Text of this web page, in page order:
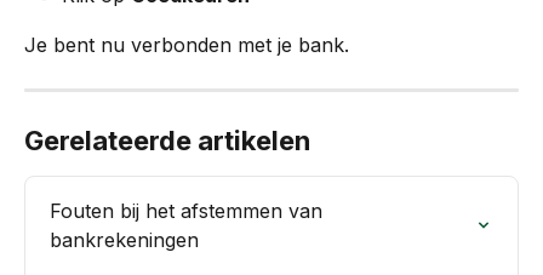
Je bent nu verbonden met je bank.
Gerelateerde artikelen
Fouten bij het afstemmen van
bankrekeningen